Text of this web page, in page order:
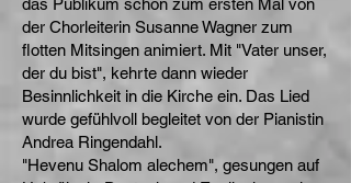
das Publikum schon zum ersten Mal von
der Chorleiterin Susanne Wagner zum
flotten Mitsingen animiert. Mit "Vater unser,
der du bist", kehrte dann wieder
Besinnlichkeit in die Kirche ein. Das Lied
wurde gefühlvoll begleitet von der Pianistin
Andrea Ringendahl.
"Hevenu Shalom alechem", gesungen auf